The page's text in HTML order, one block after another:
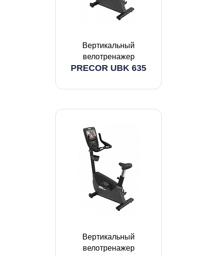
Вертикальный
велотренажер
PRECOR UBK 635
Вертикальный
велотренажер